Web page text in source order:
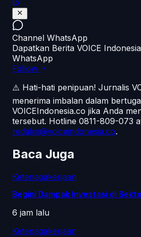
Channel WhatsApp
Dapatkan Berita VOICE
WhatsApp
Follow
⚠️ Hati-hati penipuan! Jurnalis
menerima imbalan dalam
VOICEIndonesia.co jika Anda
tersebut. Hotline 0811-809-073
redaksi@voiceindonesia.co.
Baca Juga
Ketenagakerjaan
Begini Dampak Investasi di
6 jam lalu
Ketenagakerjaan